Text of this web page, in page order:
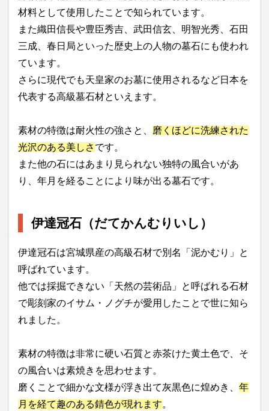
材料として使用したことで知られています。
また織田信長や豊臣秀吉、武田信玄、明智光秀、石田
三成、春日局といった歴史上の人物の墓石にも使われ
ています。
さらに現代でも天皇家のお墓に使用されるなど日本を
代表する高級墓石材といえます。
素材の特徴は耐火性の強さと、 磨くほどに洗練された
光沢のある美しさ です。
また他の石にはあまり見られない独特の風合いがあ
り、年月を経ることにより味が出る墓石です。
伊達冠石（だてかんむりいし）
伊達冠石は宮城県産の高級石材で別名「泥かむり」と
呼ばれています。
他では採掘できない「天然の芸術品」と呼ばれる石材
で彫刻家のイサム・ノグチが愛用したことで世に知ら
れました。
素材の特徴は非常に硬い石質と赤茶けた黄土色で、そ
の風合いは素焼きを思わせます。
磨くことで細かな文様が浮き出て灰黒色に煌めき、 年
月を経て趣のある錆色が現れます。